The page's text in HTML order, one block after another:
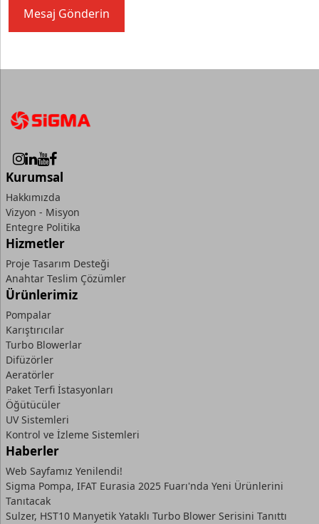
Mesaj Gönderin
Kurumsal
Hakkımızda
Vizyon - Misyon
Entegre Politika
Hizmetler
Proje Tasarım Desteği
Anahtar Teslim Çözümler
Ürünlerimiz
Pompalar
Karıştırıcılar
Turbo Blowerlar
Difüzörler
Aeratörler
Paket Terfi İstasyonları
Öğütücüler
UV Sistemleri
Kontrol ve İzleme Sistemleri
Haberler
Web Sayfamız Yenilendi!
Sigma Pompa, IFAT Eurasia 2025 Fuarı'nda Yeni Ürünlerini
Tanıtacak
Sulzer, HST10 Manyetik Yataklı Turbo Blower Serisini Tanıttı